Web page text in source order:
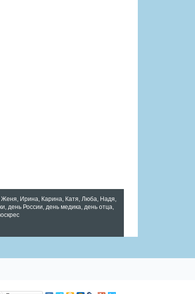
Женя, Ирина, Карина, Катя, Люба, Надя,
, день России, день медика, день отца,